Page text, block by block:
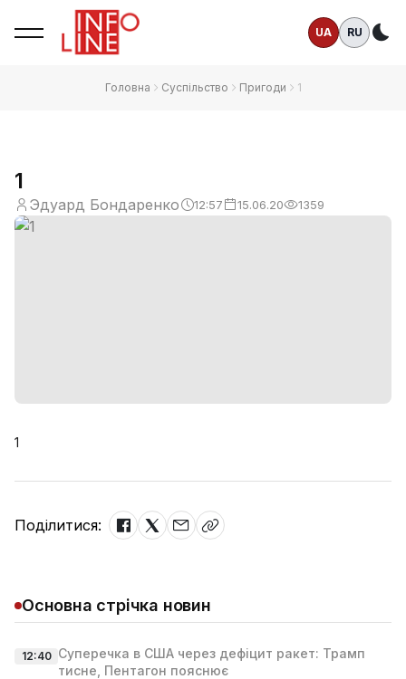
UA RU
Головна Суспільство Пригоди 1
1
Эдуард Бондаренко 12:57 15.06.20 1359
1
Поділитися:
Основна стрічка новин
12:40 Суперечка в США через дефіцит ракет: Трамп
тисне, Пентагон пояснює